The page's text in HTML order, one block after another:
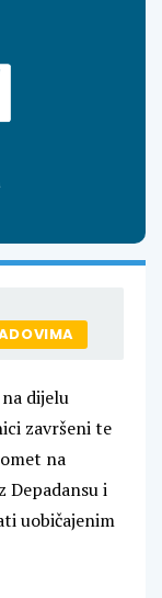
dijelu
završeni te
na
Depadansu i
uobičajenim